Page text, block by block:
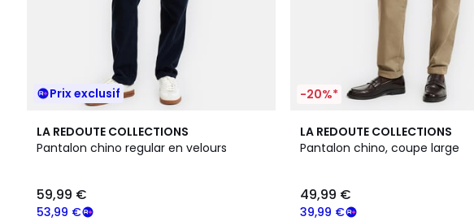
Prix exclusif
LA REDOUTE COLLECTIONS
Pantalon chino regular en velours
53,99 €
59,99 €
4,7
/ 5
3
Couleurs
-20%*
LA REDOUTE COLLECTIONS
Pantalon chino, coupe large
39,99 €
49,99 €
4,5
/ 5
2
Couleurs